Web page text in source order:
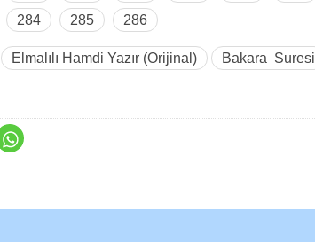
284 285 286
Elmalılı Hamdi Yazır (Orijinal) Bakara Suresi